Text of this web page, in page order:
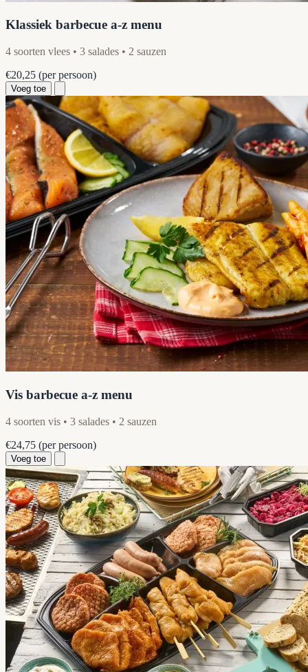
Klassiek barbecue a-z menu
4 soorten vlees • 3 salades • 2 sauzen
€20,25 (per persoon)
Voeg toe
Vis barbecue a-z menu
4 soorten vis • 3 salades • 2 sauzen
€24,75 (per persoon)
Voeg toe